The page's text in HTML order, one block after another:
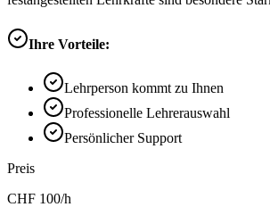
Ihre Vorteile:
Lehrperson kommt zu Ihnen
Professionelle Lehrerauswahl
Persönlicher Support
Preis
CHF 100/h